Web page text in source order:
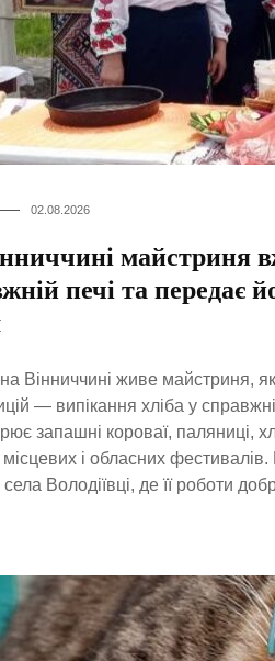
02.08.2026
майстриня
печі та передає
на Вінниччині живе майстриня,
— випікання хліба у
запашні короваї, паляниці,
і обласних
Володіївці, де її роботи